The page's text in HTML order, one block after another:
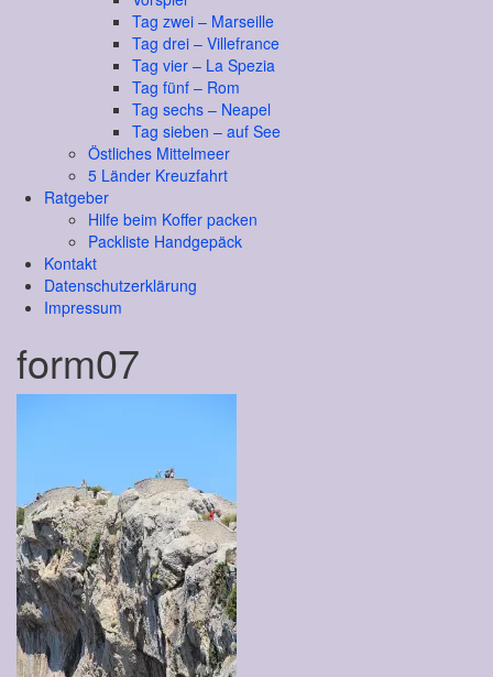
Tag zwei – Marseille
Tag drei – Villefrance
Tag vier – La Spezia
Tag fünf – Rom
Tag sechs – Neapel
Tag sieben – auf See
Östliches Mittelmeer
5 Länder Kreuzfahrt
Ratgeber
Hilfe beim Koffer packen
Packliste Handgepäck
Kontakt
Datenschutzerklärung
Impressum
form07